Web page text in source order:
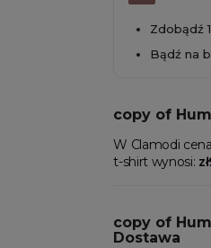
Zdobądź
Bądź na
copy of
W Clamodi
t-shirt wynosi:
copy of
Dostawa